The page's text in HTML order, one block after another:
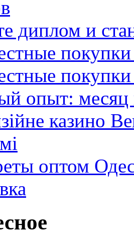
диплом и
покупки
опыт: месяц
казино
оптом